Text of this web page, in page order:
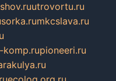
utrovortu.ru
mkcslava.ru
komp.rupioneeri.ru